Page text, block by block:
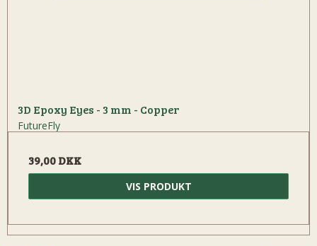
3D Epoxy Eyes - 3 mm - Copper
FutureFly
39,00 DKK
VIS PRODUKT